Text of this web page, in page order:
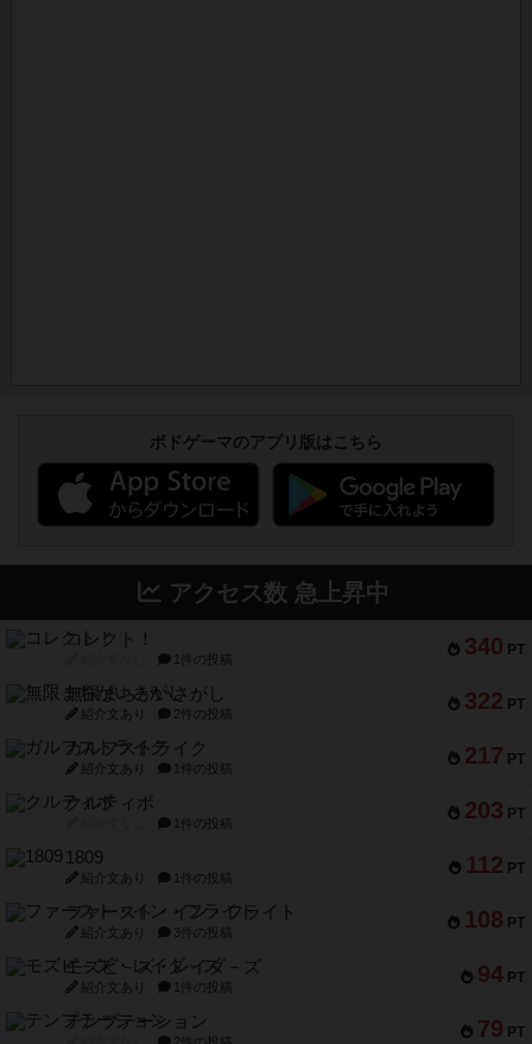
ボドゲーマのアプリ版はこちら
アクセス数 急上昇中
340 PT
コレクト！
1件の投稿
322 PT
無限まちがいさがし
紹介文あり 2件の投稿
217 PT
ガルフストライク
紹介文あり 1件の投稿
203 PT
クルティボ
1件の投稿
112 PT
1809
紹介文あり 1件の投稿
108 PT
ファースト・イン・フライト
紹介文あり 3件の投稿
94 PT
モズビ－ズ・レイダ－ズ
紹介文あり 1件の投稿
79 PT
テンプテーション